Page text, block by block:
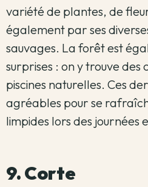
variété de plantes, de
également par ses
sauvages. La forêt est
surprises : on y trouve des
piscines naturelles. Ces
agréables pour se
limpides lors des journées
9. Corte